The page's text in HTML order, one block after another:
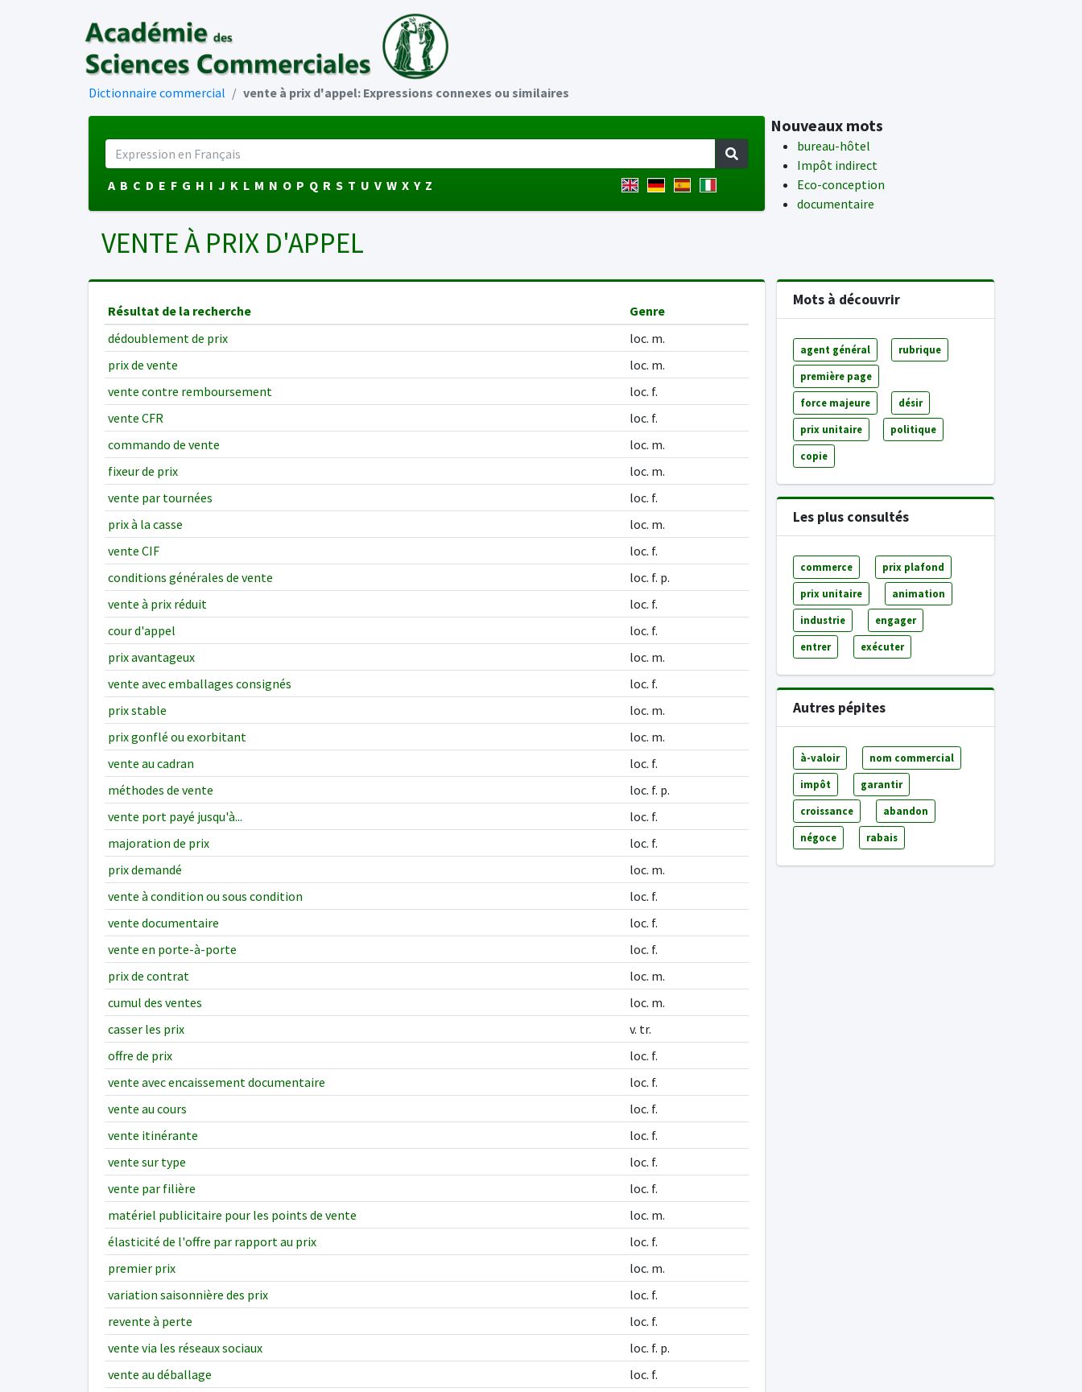
Dictionnaire commercial vente à prix d'appel: Expressions connexes ou similaires
A B C D E F G H I J K L M N O P Q R S T U V W X Y Z
Nouveaux mots
bureau-hôtel
Impôt indirect
Eco-conception
documentaire
VENTE À PRIX D'APPEL
Résultat de la recherche
Genre
dédoublement de prix
loc. m.
prix de vente
loc. m.
vente contre remboursement
loc. f.
vente CFR
loc. f.
commando de vente
loc. m.
fixeur de prix
loc. m.
vente par tournées
loc. f.
prix à la casse
loc. m.
vente CIF
loc. f.
conditions générales de vente
loc. f. p.
vente à prix réduit
loc. f.
cour d'appel
loc. f.
prix avantageux
loc. m.
vente avec emballages consignés
loc. f.
prix stable
loc. m.
prix gonflé ou exorbitant
loc. m.
vente au cadran
loc. f.
méthodes de vente
loc. f. p.
vente port payé jusqu'à...
loc. f.
majoration de prix
loc. f.
prix demandé
loc. m.
vente à condition ou sous condition
loc. f.
vente documentaire
loc. f.
vente en porte-à-porte
loc. f.
prix de contrat
loc. m.
cumul des ventes
loc. m.
casser les prix
v. tr.
offre de prix
loc. f.
vente avec encaissement documentaire
loc. f.
vente au cours
loc. f.
vente itinérante
loc. f.
vente sur type
loc. f.
vente par filière
loc. f.
matériel publicitaire pour les points de vente
loc. m.
élasticité de l'offre par rapport au prix
loc. f.
premier prix
loc. m.
variation saisonnière des prix
loc. f.
revente à perte
loc. f.
vente via les réseaux sociaux
loc. f. p.
vente au déballage
loc. f.
Mots à découvrir
agent général rubrique
première page
force majeure désir
prix unitaire politique
copie
Les plus consultés
commerce prix plafond
prix unitaire animation
industrie engager
entrer exécuter
Autres pépites
à-valoir nom commercial
impôt garantir
croissance abandon
négoce rabais